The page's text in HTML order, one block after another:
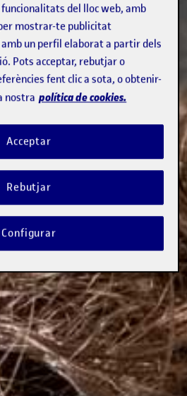
del lloc web, amb
mostrar-te publicitat
un perfil elaborat a partir dels
Pots acceptar, rebutjar o
fent clic a sota, o obtenir-
nostra política de cookies.
Rebutjar
Acceptar
Configurar